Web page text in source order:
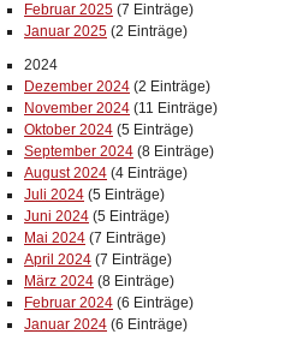
Februar 2025 (7 Einträge)
Januar 2025 (2 Einträge)
2024
Dezember 2024 (2 Einträge)
November 2024 (11 Einträge)
Oktober 2024 (5 Einträge)
September 2024 (8 Einträge)
August 2024 (4 Einträge)
Juli 2024 (5 Einträge)
Juni 2024 (5 Einträge)
Mai 2024 (7 Einträge)
April 2024 (7 Einträge)
März 2024 (8 Einträge)
Februar 2024 (6 Einträge)
Januar 2024 (6 Einträge)